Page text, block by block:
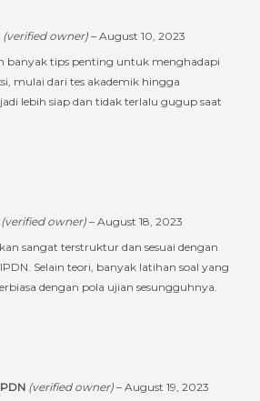
(verified owner) – August 10, 2023
banyak tips penting untuk menghadapi
mulai dari tes akademik hingga
lebih siap dan tidak terlalu gugup saat
(verified owner) – August 18, 2023
sangat terstruktur dan sesuai dengan
Selain teori, banyak latihan soal yang
dengan pola ujian sesungguhnya.
(verified owner) – August 19, 2023